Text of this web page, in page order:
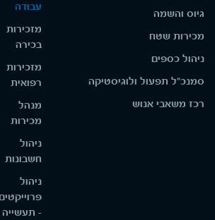
גיוס והשמה
מכירות שטח
ניהול כספים
סמנכ"ל תפעול ולוגיסטיקה
רכז משאבי אנוש
עבודה
מזכירות
בכירה
מזכירות
רפואית
מנהל
מכירות
ניהול
חשבונות
ניהול
- תעשייה